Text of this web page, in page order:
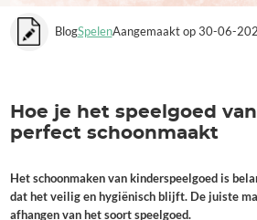
BlogSpelenAangemaakt op 30-06-
Hoe je het speelgoed
perfect schoonmaakt
Het schoonmaken van kinderspeelgoed is
dat het veilig en hygiënisch blijft. De juiste
afhangen van het soort speelgoed.